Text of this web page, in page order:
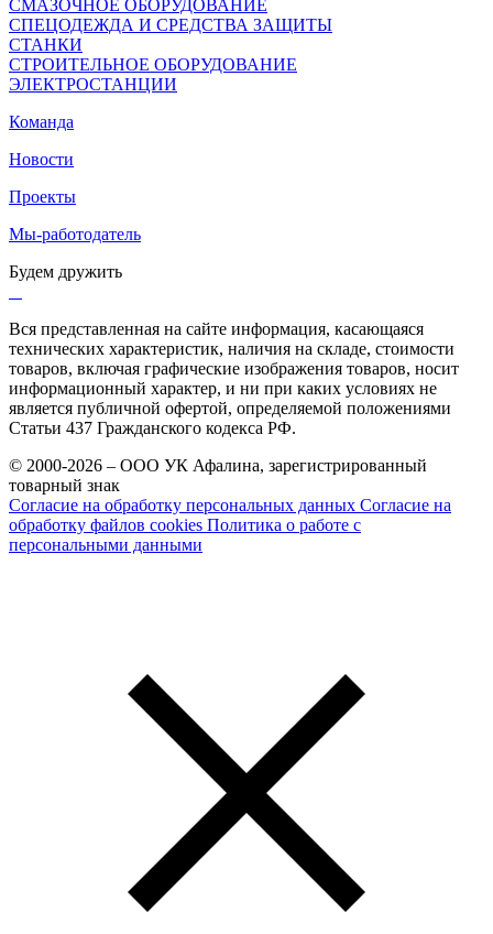
СМАЗОЧНОЕ ОБОРУДОВАНИЕ
СПЕЦОДЕЖДА И СРЕДСТВА ЗАЩИТЫ
СТАНКИ
СТРОИТЕЛЬНОЕ ОБОРУДОВАНИЕ
ЭЛЕКТРОСТАНЦИИ
Команда
Новости
Проекты
Мы-работодатель
Будем дружить
Вся представленная на сайте информация, касающаяся
технических характеристик, наличия на складе, стоимости
товаров, включая графические изображения товаров, носит
информационный характер, и ни при каких условиях не
является публичной офертой, определяемой положениями
Статьи 437 Гражданского кодекса РФ.
© 2000-2026 – ООО УК Афалина, зарегистрированный
товарный знак
Согласие на обработку персональных данных Согласие на
обработку файлов cookies Политика о работе с
персональными данными